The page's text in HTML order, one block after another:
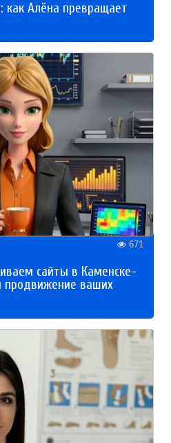
как Алёна превращает
671
сайты в Каменске-
продвижение ваших